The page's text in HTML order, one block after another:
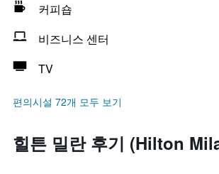
커피숍
비즈니스 센터
TV
편의시설 72개 모두 보기
힐튼 밀란 후기 (Hilton